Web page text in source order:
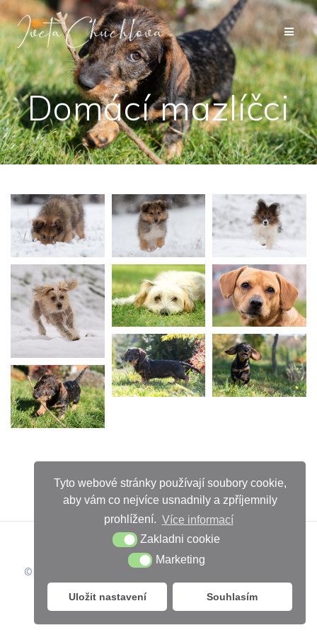
Tyto webové stránky používají soubory cookie,
aby vám co nejvíce usnadnily a zpříjemnily
prohlížení. Více informací
Zakladni cookie
Marketing
Uložit nastavení Souhlasím
Přeskočit
na
obsah
Domácí mazlíčci
© 2026 Iveta Chuchlova. Vytvořeno pomocí WordPressu a
šablony Mesmerize